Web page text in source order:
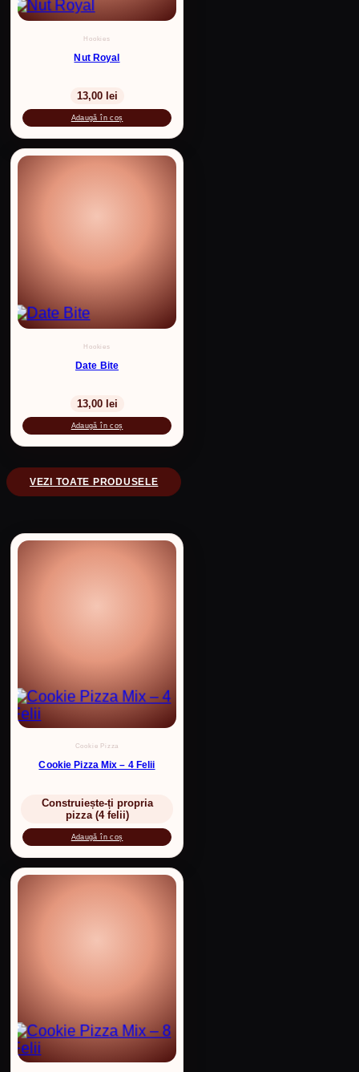
Hookies
Nut Royal
13,00 lei
Adaugă în coș
Hookies
Date Bite
13,00 lei
Adaugă în coș
VEZI TOATE PRODUSELE
Cookie Pizza
Cookie Pizza Mix – 4 Felii
Construiește-ți propria
pizza (4 felii)
Adaugă în coș